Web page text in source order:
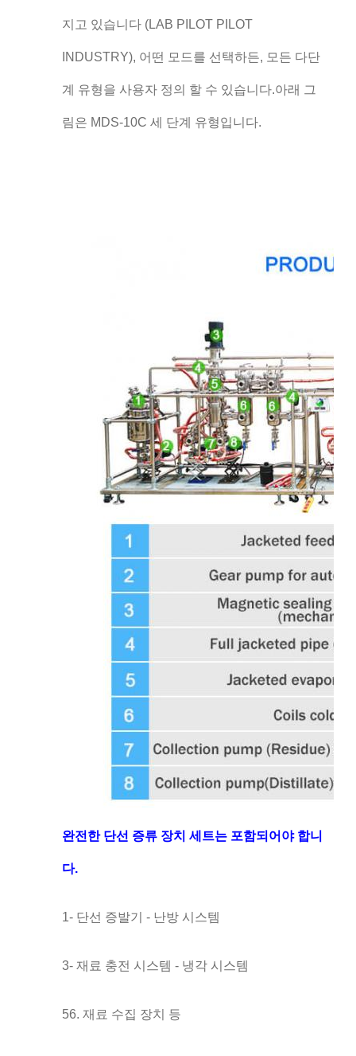
지고 있습니다 (LAB PILOT PILOT
INDUSTRY), 어떤 모드를 선택하든, 모든 다단
계 유형을 사용자 정의 할 수 있습니다.아래 그
림은 MDS-10C 세 단계 유형입니다.
완전한 단선 증류 장치 세트는 포함되어야 합니
다.
1- 단선 증발기 - 난방 시스템
3- 재료 충전 시스템 - 냉각 시스템
56. 재료 수집 장치 등